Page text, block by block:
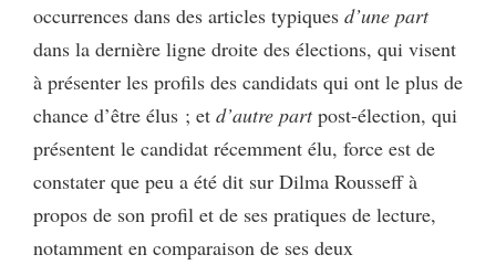
occurrences dans des articles typiques d’une part
dans la dernière ligne droite des élections, qui visent
à présenter les profils des candidats qui ont le plus de
chance d’être élus ; et d’autre partpost-élection, qui
présentent le candidat récemment élu, force est de
constater que peu a été dit sur Dilma Rousseff à
propos de son profil et de ses pratiques de lecture,
notamment en comparaison de ses deux